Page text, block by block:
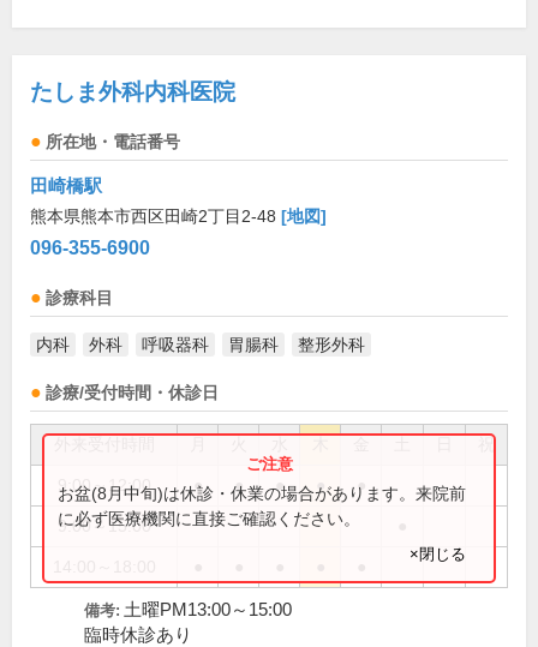
たしま外科内科医院
所在地・電話番号
田崎橋駅
熊本県熊本市西区田崎2丁目2-48 [地図]
096-355-6900
診療科目
内科 外科 呼吸器科 胃腸科 整形外科
診療/受付時間・休診日
祝
9:00～12:00 ● ● ● ● ●
9:00～15:00
お盆(8月中旬)は休診・休業の場合があります。来院前
に必ず医療機関に直接ご確認ください。
×閉じる
備考: 土曜PM13:00～15:00
臨時休診あり